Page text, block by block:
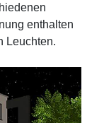
enthalten
Leuchten.